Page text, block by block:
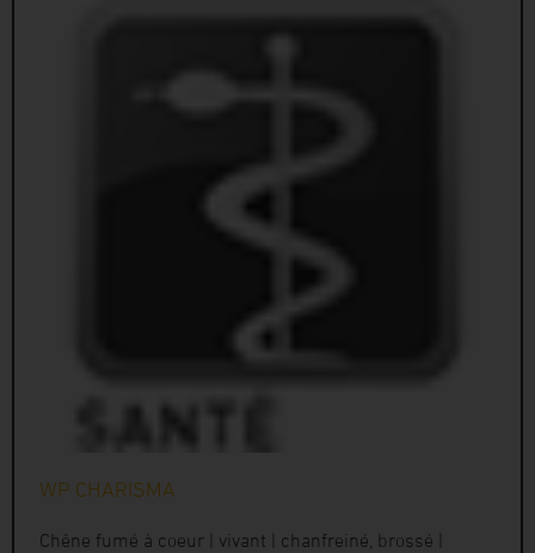
WP CHARISMA
Chêne fumé à coeur | vivant | chanfreiné, brossé |